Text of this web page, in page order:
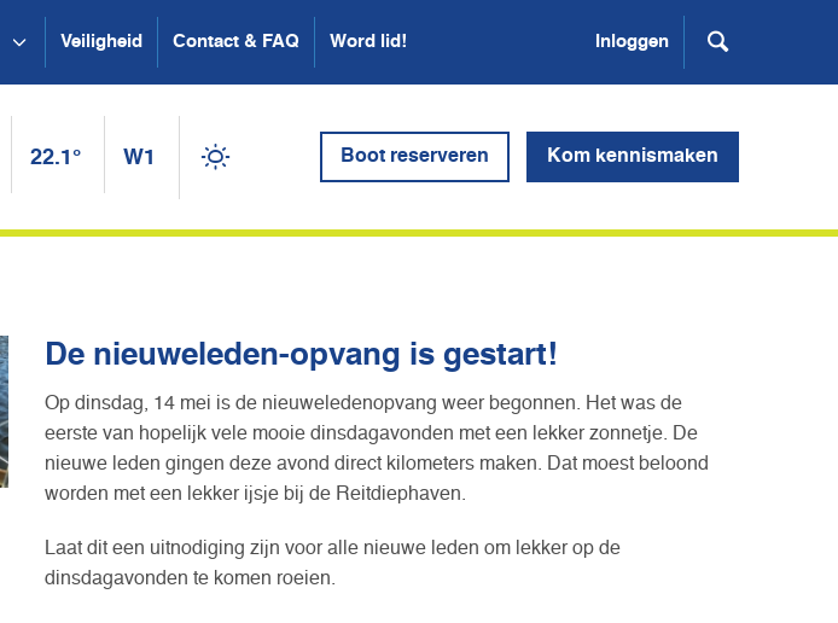
Veiligheid Contact & FAQ Word lid! Inloggen
22.1° W1 Boot reserveren Kom kennismaken
De nieuweleden-opvang is gestart!
Op dinsdag, 14 mei is de nieuweledenopvang weer begonnen. Het was de
eerste van hopelijk vele mooie dinsdagavonden met een lekker zonnetje. De
nieuwe leden gingen deze avond direct kilometers maken. Dat moest beloond
worden met een lekker ijsje bij de Reitdiephaven.
Laat dit een uitnodiging zijn voor alle nieuwe leden om lekker op de
dinsdagavonden te komen roeien.